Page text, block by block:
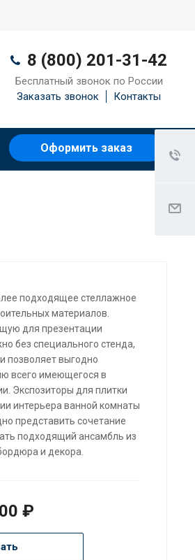
8 (800) 201-31-42
Бесплатный звонок по России
Заказать звонок
Контакты
Оформить заказ
подходящее стеллажное
материалов.
для презентации
без специального стенда,
позволяет выгодно
всего имеющегося в
Экспозиторы для плитки
интерьера ванной комнаты
представить сочетание
подходящий ансамбль из
и декора.
₽